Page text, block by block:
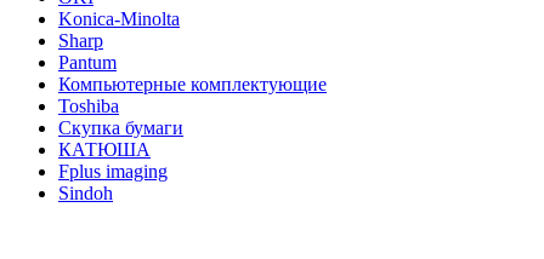
Konica-Minolta
Sharp
Pantum
Компьютерные комплектующие
Toshiba
Скупка бумаги
КАТЮША
Fplus imaging
Sindoh